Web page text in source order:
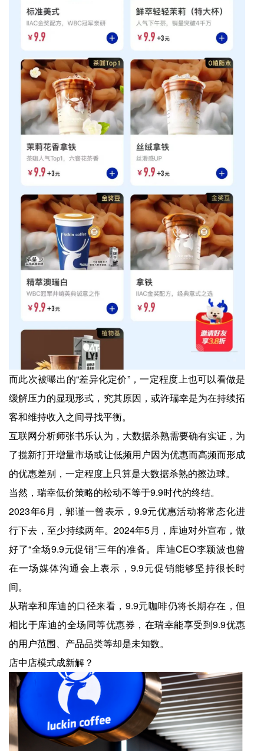
而此次被曝出的“差异化定价”，一定程度上也可以看做是
缓解压力的显现形式，究其原因，或许瑞幸是为在持续拓
客和维持收入之间寻找平衡。
互联网分析师张书乐认为，大数据杀熟需要确有实证，为
了揽新打开增量市场或让低频用户因为优惠而高频而形成
的优惠差别，一定程度上只算是大数据杀熟的擦边球。
当然，瑞幸低价策略的松动不等于9.9时代的终结。
2023年6月，郭谨一曾表示，9.9元优惠活动将常态化进
行下去，至少持续两年。2024年5月，库迪对外宣布，做
好了“全场9.9元促销”三年的准备。库迪CEO李颖波也曾
在一场媒体沟通会上表示，9.9元促销能够坚持很长时
间。
从瑞幸和库迪的口径来看，9.9元咖啡仍将长期存在，但
相比于库迪的全场同等优惠券，在瑞幸能享受到9.9优惠
的用户范围、产品品类等却是未知数。
店中店模式成新解？